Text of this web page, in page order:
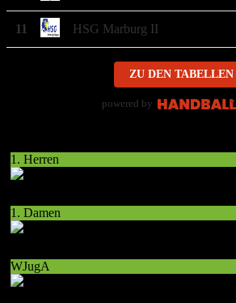
11 HSG Marburg II
ZU DEN TABELLEN
powered by
1. Herren
1. Damen
WJugA